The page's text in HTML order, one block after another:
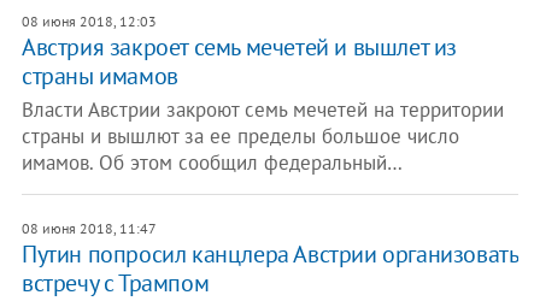
08 июня 2018, 12:03
Австрия закроет семь мечетей и вышлет из
страны имамов
Власти Австрии закроют семь мечетей на территории
страны и вышлют за ее пределы большое число
имамов. Об этом сообщил федеральный…
08 июня 2018, 11:47
Путин попросил канцлера Австрии организовать
встречу с Трампом